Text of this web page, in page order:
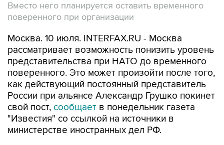
Вместо него планируется оставить временного
поверенного при организации
Москва. 10 июля. INTERFAX.RU - Москва
рассматривает возможность понизить уровень
представительства при НАТО до временного
поверенного. Это может произойти после того,
как действующий постоянный представитель
России при альянсе Александр Грушко покинет
свой пост, сообщает в понедельник газета
"Известия" со ссылкой на источники в
министерстве иностранных дел РФ.